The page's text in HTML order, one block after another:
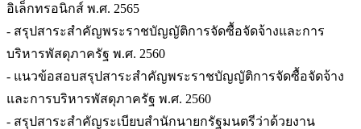
อิเล็กทรอนิกส์ พ.ศ. 2565
- สรุปสาระสำคัญพระราชบัญญัติการจัดซื้อจัดจ้างและการ
บริหารพัสดุภาครัฐ พ.ศ. 2560
- แนวข้อสอบสรุปสาระสำคัญพระราชบัญญัติการจัดซื้อจัดจ้าง
และการบริหารพัสดุภาครัฐ พ.ศ. 2560
- สรุปสาระสำคัญระเบียบสำนักนายกรัฐมนตรีว่าด้วยงาน